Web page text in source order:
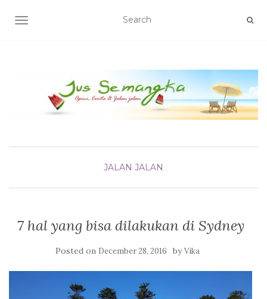
TOGGLE NAVIGATION
JALAN JALAN
7 hal yang bisa dilakukan di Sydney
Posted on December 28, 2016 byVika